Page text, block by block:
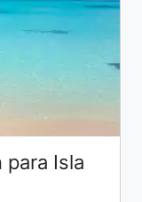
para Isla